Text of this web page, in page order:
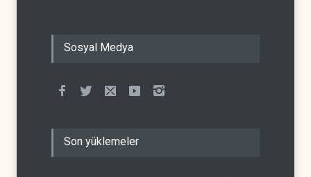
Sosyal Medya
Son yüklemeler